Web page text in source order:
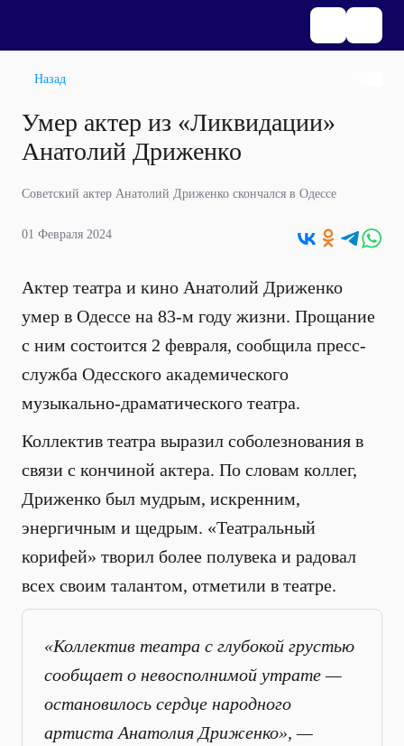
Назад
Умер актер из «Ликвидации»
Анатолий Дриженко
Советский актер Анатолий Дриженко скончался в Одессе
01 Февраля 2024
Актер театра и кино Анатолий Дриженко
умер в Одессе на 83-м году жизни. Прощание
с ним состоится 2 февраля, сообщила пресс-
служба Одесского академического
музыкально-драматического театра.
Коллектив театра выразил соболезнования в
связи с кончиной актера. По словам коллег,
Дриженко был мудрым, искренним,
энергичным и щедрым. «Театральный
корифей» творил более полувека и радовал
всех своим талантом, отметили в театре.
«Коллектив театра с глубокой грустью
сообщает о невосполнимой утрате —
остановилось сердце народного
артиста Анатолия Дриженко», —